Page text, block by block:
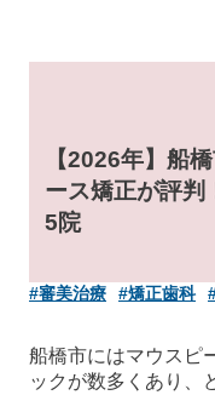
【2026年】船
ース矯正が評判
5院
#審美治療 #矯正歯科
船橋市にはマウスピ
ックが数多くあり、